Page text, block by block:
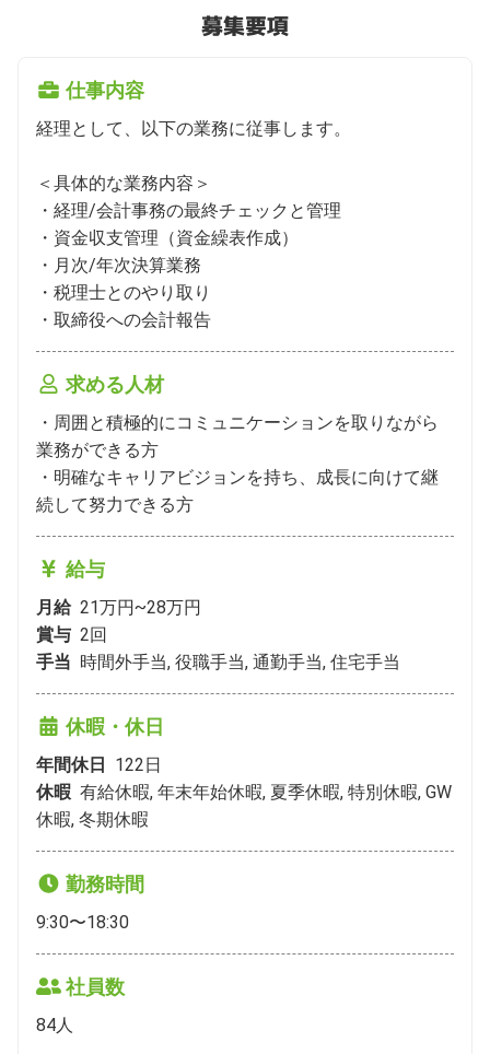
募集要項
仕事内容
経理として、以下の業務に従事します。
＜具体的な業務内容＞
・経理/会計事務の最終チェックと管理
・資金収支管理（資金繰表作成）
・月次/年次決算業務
・税理士とのやり取り
・取締役への会計報告
求める人材
・周囲と積極的にコミュニケーションを取りながら
業務ができる方
・明確なキャリアビジョンを持ち、成長に向けて継
続して努力できる方
給与
月給 21万円~28万円
賞与 2回
手当 時間外手当, 役職手当, 通勤手当, 住宅手当
休暇・休日
年間休日 122日
休暇 有給休暇, 年末年始休暇, 夏季休暇, 特別休暇, GW
休暇, 冬期休暇
勤務時間
9:30〜18:30
社員数
84人